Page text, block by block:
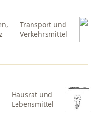
,
Transport und
Verkehrsmittel
Hausrat und
Lebensmittel